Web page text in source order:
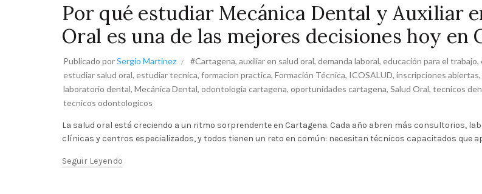
Por qué estudiar Mecánica Dental y Auxiliar
Oral es una de las mejores decisiones hoy en
Publicado porSergio Martinez #Cartagena, auxiliar en salud oral, demanda laboral, educación para el trabajo,
estudiar salud oral, estudiar tecnica, formacion practica, Formación Técnica, ICOSALUD, inscripciones abiertas,
laboratorio dental, Mecánica Dental, odontologia cartagena, oportunidades cartagena, Salud Oral, tecnicos
tecnicos odontologicos
La salud oral está creciendo a un ritmo sorprendente en Cartagena. Cada año abren más consultorios,
clínicas y centros especializados, y todos tienen un reto en común: necesitan técnicos capacitados que
Seguir Leyendo